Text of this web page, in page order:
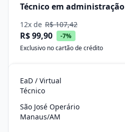
Técnico em administração
12x de R$ 107,42
R$ 99,90
-7%
Exclusivo no cartão de crédito
EaD / Virtual
Técnico
São José Operário
Manaus/AM